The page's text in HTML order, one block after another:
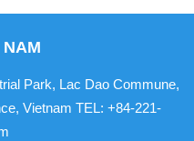
NAM
Park, Lac Dao Commune,
Vietnam TEL: +84-221-